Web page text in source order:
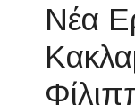
Νέα